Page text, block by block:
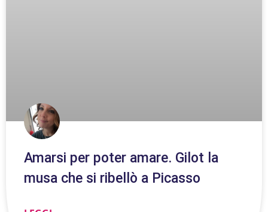
Amarsi per poter amare. Gilot la
musa che si ribellò a Picasso